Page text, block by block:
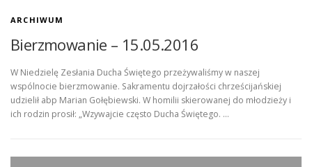
ARCHIWUM
Bierzmowanie – 15.05.2016
W Niedzielę Zesłania Ducha Świętego przeżywaliśmy w naszej
wspólnocie bierzmowanie. Sakramentu dojrzałości chrześcijańskiej
udzielił abp Marian Gołębiewski. W homilii skierowanej do młodzieży i
ich rodzin prosił: „Wzywajcie często Ducha Świętego. …